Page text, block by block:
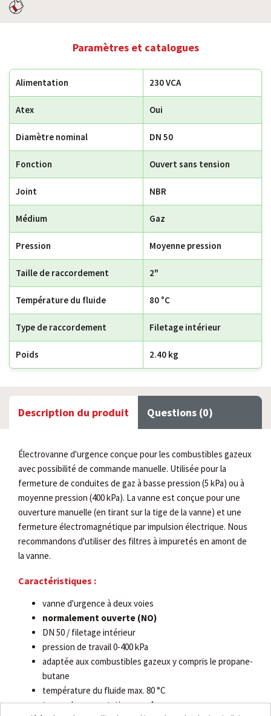
Paramètres et catalogues
Alimentation 230 VCA
Atex Oui
Diamètre nominal DN 50
Fonction Ouvert sans tension
Joint NBR
Médium Gaz
Pression Moyenne pression
Taille de raccordement 2"
Température du fluide 80 °C
Type de raccordement Filetage intérieur
Poids 2.40 kg
Description du produit Questions (0)
Électrovanne d'urgence conçue pour les combustibles gazeux
avec possibilité de commande manuelle. Utilisée pour la
fermeture de conduites de gaz à basse pression (5 kPa) ou à
moyenne pression (400 kPa). La vanne est conçue pour une
ouverture manuelle (en tirant sur la tige de la vanne) et une
fermeture électromagnétique par impulsion électrique. Nous
recommandons d'utiliser des filtres à impuretés en amont de
la vanne.
Caractéristiques :
vanne d'urgence à deux voies
normalement ouverte (NO)
DN 50 / filetage intérieur
pression de travail 0-400 kPa
adaptée aux combustibles gazeux y compris le propane-
butane
température du fluide max. 80 °C
temps de commutation max. 1s